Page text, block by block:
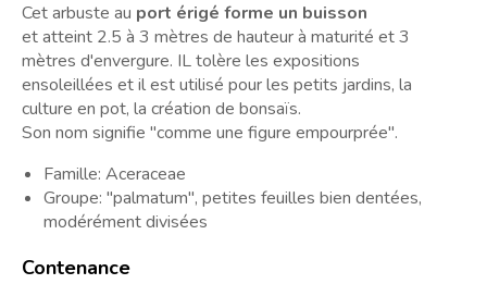
Cet arbuste au port érigé forme un buisson
et atteint 2.5 à 3 mètres de hauteur à maturité et 3
mètres d'envergure. IL tolère les expositions
ensoleillées et il est utilisé pour les petits jardins, la
culture en pot, la création de bonsaïs.
Son nom signifie "comme une figure empourprée".
Famille: Aceraceae
Groupe: "palmatum", petites feuilles bien dentées,
modérément divisées
Contenance